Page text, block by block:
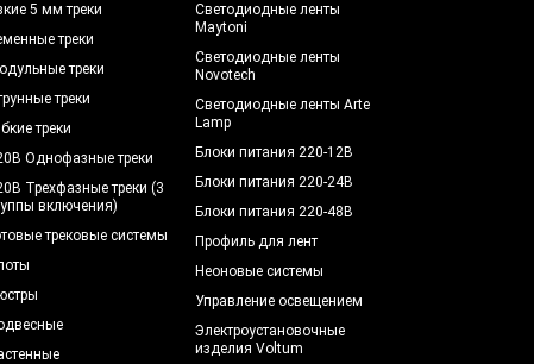
5 мм треки
треки
треки
треки
треки
Однофазные треки
Трехфазные треки (3
включения)
трековые системы
Светодиодные ленты
Maytoni
Светодиодные ленты
Novotech
Светодиодные ленты Arte
Lamp
Блоки питания 220-12В
Блоки питания 220-24В
Блоки питания 220-48В
Профиль для лент
Неоновые системы
Управление освещением
Электроустановочные
изделия Voltum